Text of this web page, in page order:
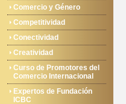
Comercio y Género
Competitividad
Conectividad
Creatividad
Curso de Promotores del
Comercio Internacional
Expertos de Fundación
ICBC